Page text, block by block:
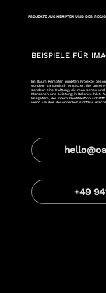
PROJEKTE AUS KEMPTEN UND DER
BEISPIELE FÜR
Im Raum Kempten punkten Projekte
sondern strategisch einsetzen. Bei
sondern eine Haltung, die man sehen
Menschen und Leistung in Balance hält.
Imagefilm, der intern Identifikation
wenn sie ihre Besonderheit sichtbar
+49